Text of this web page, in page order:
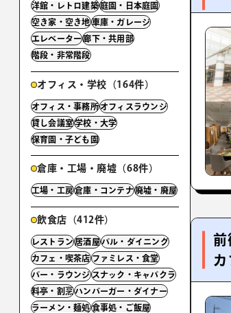
前
カ
洋館・レトロ建築庭園・日本庭園
空き家・空き地車庫・ガレージ
エレベーター廊下・共用部
階段・非常階段
オフィス・学校（164件）
オフィス・事務所オフィスラウンジ
貸し会議室学校・大学
保育園・子ども園
倉庫・工場・廃墟（68件）
工場・工房倉庫・コンテナ廃墟・廃屋
飲食店（412件）
レストラン居酒屋バル・ダイニング
カフェ・喫茶店ファミレス・食堂
バー・ラウンジスナック・キャバクラ
料亭・割烹ハンバーガー・ダイナー
ラーメン・麺処食事処・ご飯屋